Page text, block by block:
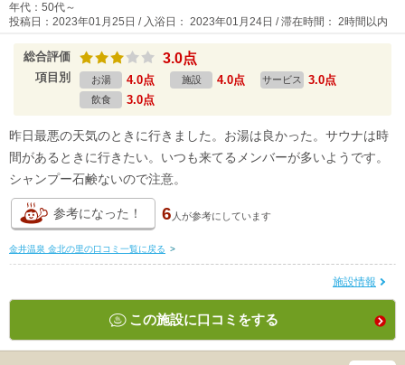
年代：50代～
投稿日：2023年01月25日 / 入浴日： 2023年01月24日 / 滞在時間： 2時間以内
総合評価 3.0点
項目別 お湯 4.0点 施設 4.0点 サービス 3.0点
飲食 3.0点
昨日最悪の天気のときに行きました。お湯は良かった。サウナは時
間があるときに行きたい。いつも来てるメンバーが多いようです。
シャンプー石鹸ないので注意。
参考になった！ 6 人が参考にしています
金井温泉 金北の里の口コミ一覧に戻る >
施設情報
この施設に口コミをする